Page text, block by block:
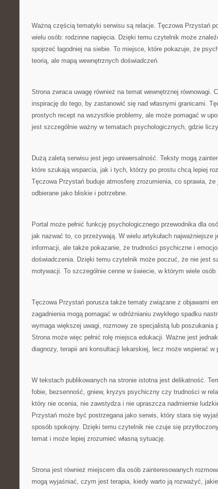
Ważną częścią tematyki serwisu są relacje. Tęczowa Przystań
wielu osób: rodzinne napięcia. Dzięki temu czytelnik może
spojrzeć łagodniej na siebie. To miejsce, które pokazuje, że
teorią, ale mapą wewnętrznych doświadczeń.
Strona zwraca uwagę również na temat wewnętrznej równowagi.
inspirację do tego, by zastanowić się nad własnymi granicami.
prostych recept na wszystkie problemy, ale może pomagać w
jest szczególnie ważny w tematach psychologicznych, gdzie
Dużą zaletą serwisu jest jego uniwersalność. Teksty mogą
które szukają wsparcia, jak i tych, którzy po prostu chcą lepiej
Tęczowa Przystań buduje atmosferę zrozumienia, co sprawia,
odbierane jako bliskie i potrzebne.
Portal może pełnić funkcję psychologicznego przewodnika dla
jak nazwać to, co przeżywają. W wielu artykułach najważniejsze
informacji, ale także pokazanie, że trudności psychiczne i
doświadczenia. Dzięki temu czytelnik może poczuć, że nie jest
motywacji. To szczególnie cenne w świecie, w którym wiele
Tęczowa Przystań porusza także tematy związane z objawami
zagadnienia mogą pomagać w odróżnianiu zwykłego spadku
wymaga większej uwagi, rozmowy ze specjalistą lub poszukania
Strona może więc pełnić rolę miejsca edukacji. Ważne jest
diagnozy, terapii ani konsultacji lekarskiej, lecz może wspierać w
W tekstach publikowanych na stronie istotna jest delikatność.
fobie, bezsenność, gniew, kryzys psychiczny czy trudności w
który nie ocenia, nie zawstydza i nie upraszcza nadmiernie
Przystań może być postrzegana jako serwis, który stara się
sposób spokojny. Dzięki temu czytelnik nie czuje się
temat i może lepiej zrozumieć własną sytuację.
Strona jest również miejscem dla osób zainteresowanych
mogą wyjaśniać, czym jest terapia, kiedy warto ją rozważyć,